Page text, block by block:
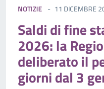
NOTIZIE 11 DICEMBRE
Saldi di fine
2026: la
deliberato il
giorni dal 3